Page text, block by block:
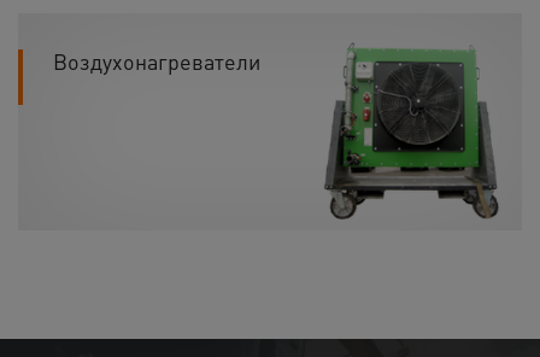
Воздухонагреватели